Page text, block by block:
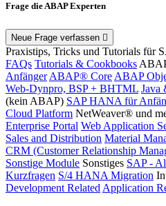
Frage die ABAP Experten
Neue Frage verfassen
Praxistips, Tricks und Tutorials für
FAQs Tutorials & Cookbooks
Anfänger ABAP® Core ABAP
Web-Dynpro, BSP + BHTML Java
(kein ABAP) SAP HANA für
Cloud Platform NetWeaver® und
Enterprise Portal Web Application
Sales and Distribution Material
CRM (Customer Relationship
Sonstige Module Sonstiges SAP -
Kurzfragen S/4 HANA Migration
Development Related Application